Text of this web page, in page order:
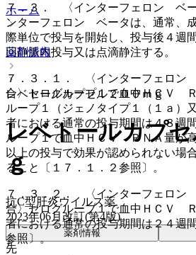
７．３． 〈インターフェロン ベー
ンターフェロン ベータは、通常、
際単位で投与を開始し、投与後４週
回静脈内投与又は点滴静注する。
７．３．１． 〈インターフェロン
合〉セログループ１で血中ＨＣＶ
ループ１（ジェノタイプ１（１ａ）
者における通常の投与期間は４８週
ループ１で血中ＨＣＶ ＲＮＡ量が
以上の投与で効果が認められない場
ること〔１７．１．２参照〕。
７．３．２． 〈インターフェロン
合〉セログループ１で血中ＨＣＶ
者における通常の投与期間は２４週
参照〕。
ホーム
薬剤情報
レベトールカプセル２００ｍｇ
レベトールカプ
ｇ
抗C型肝炎ウイルス薬
2023年06月改訂(第4版)
薬剤情報
先